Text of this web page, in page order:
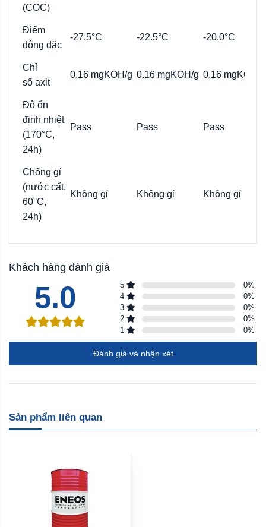
(COC)
Điểm
đông đặc
-27.5°C -22.5°C -20.0°C
Chỉ
số axit
0.16 mgKOH/g 0.16 mgKOH/g 0.16 mgKOH
Độ ổn
định nhiệt
(170°C,
24h)
Pass Pass Pass
Chống gỉ
(nước cất,
60°C,
24h)
Không gỉ Không gỉ Không gỉ
Khách hàng đánh giá
5.0 5 0%
4
0%
3
0%
2
0%
1
0%
Đánh giá và nhận xét
Sản phẩm liên quan